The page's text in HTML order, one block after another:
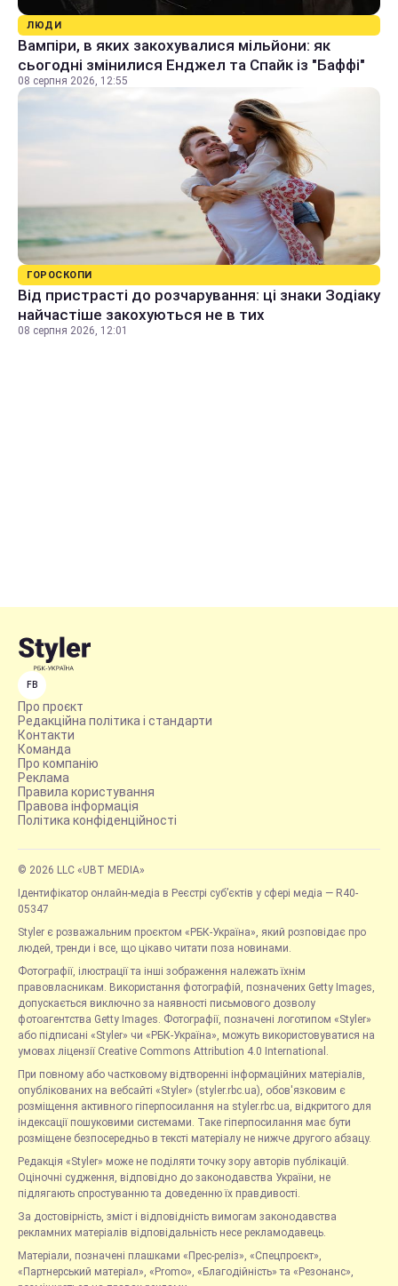
ЛЮДИ
Вампіри, в яких закохувалися мільйони: як
сьогодні змінилися Енджел та Спайк із "Баффі"
08 серпня 2026, 12:55
ГОРОСКОПИ
Від пристрасті до розчарування: ці знаки Зодіаку
найчастіше закохуються не в тих
08 серпня 2026, 12:01
FB
Про проєкт
Редакційна політика і стандарти
Контакти
Команда
Про компанію
Реклама
Правила користування
Правова інформація
Політика конфіденційності
© 2026 LLC «UBT MEDIA»
Ідентифікатор онлайн-медіа в Реєстрі суб’єктів у сфері медіа — R40-
05347
Styler є розважальним проєктом «РБК-Україна», який розповідає про
людей, тренди і все, що цікаво читати поза новинами.
Фотографії, ілюстрації та інші зображення належать їхнім
правовласникам. Використання фотографій, позначених Getty Images,
допускається виключно за наявності письмового дозволу
фотоагентства Getty Images. Фотографії, позначені логотипом «Styler»
або підписані «Styler» чи «РБК-Україна», можуть використовуватися на
умовах ліцензії Creative Commons Attribution 4.0 International.
При повному або частковому відтворенні інформаційних матеріалів,
опублікованих на вебсайті «Styler» (styler.rbc.ua), обов'язковим є
розміщення активного гіперпосилання на styler.rbc.ua, відкритого для
індексації пошуковими системами. Таке гіперпосилання має бути
розміщене безпосередньо в тексті матеріалу не нижче другого абзацу.
Редакція «Styler» може не поділяти точку зору авторів публікацій.
Оціночні судження, відповідно до законодавства України, не
підлягають спростуванню та доведенню їх правдивості.
За достовірність, зміст і відповідність вимогам законодавства
рекламних матеріалів відповідальність несе рекламодавець.
Матеріали, позначені плашками «Прес-реліз», «Спецпроєкт»,
«Партнерський матеріал», «Promo», «Благодійність» та «Резонанс»,